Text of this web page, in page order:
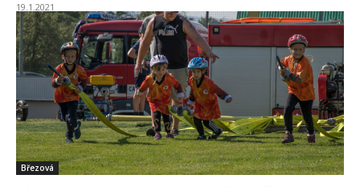
19.1.2021
Březová